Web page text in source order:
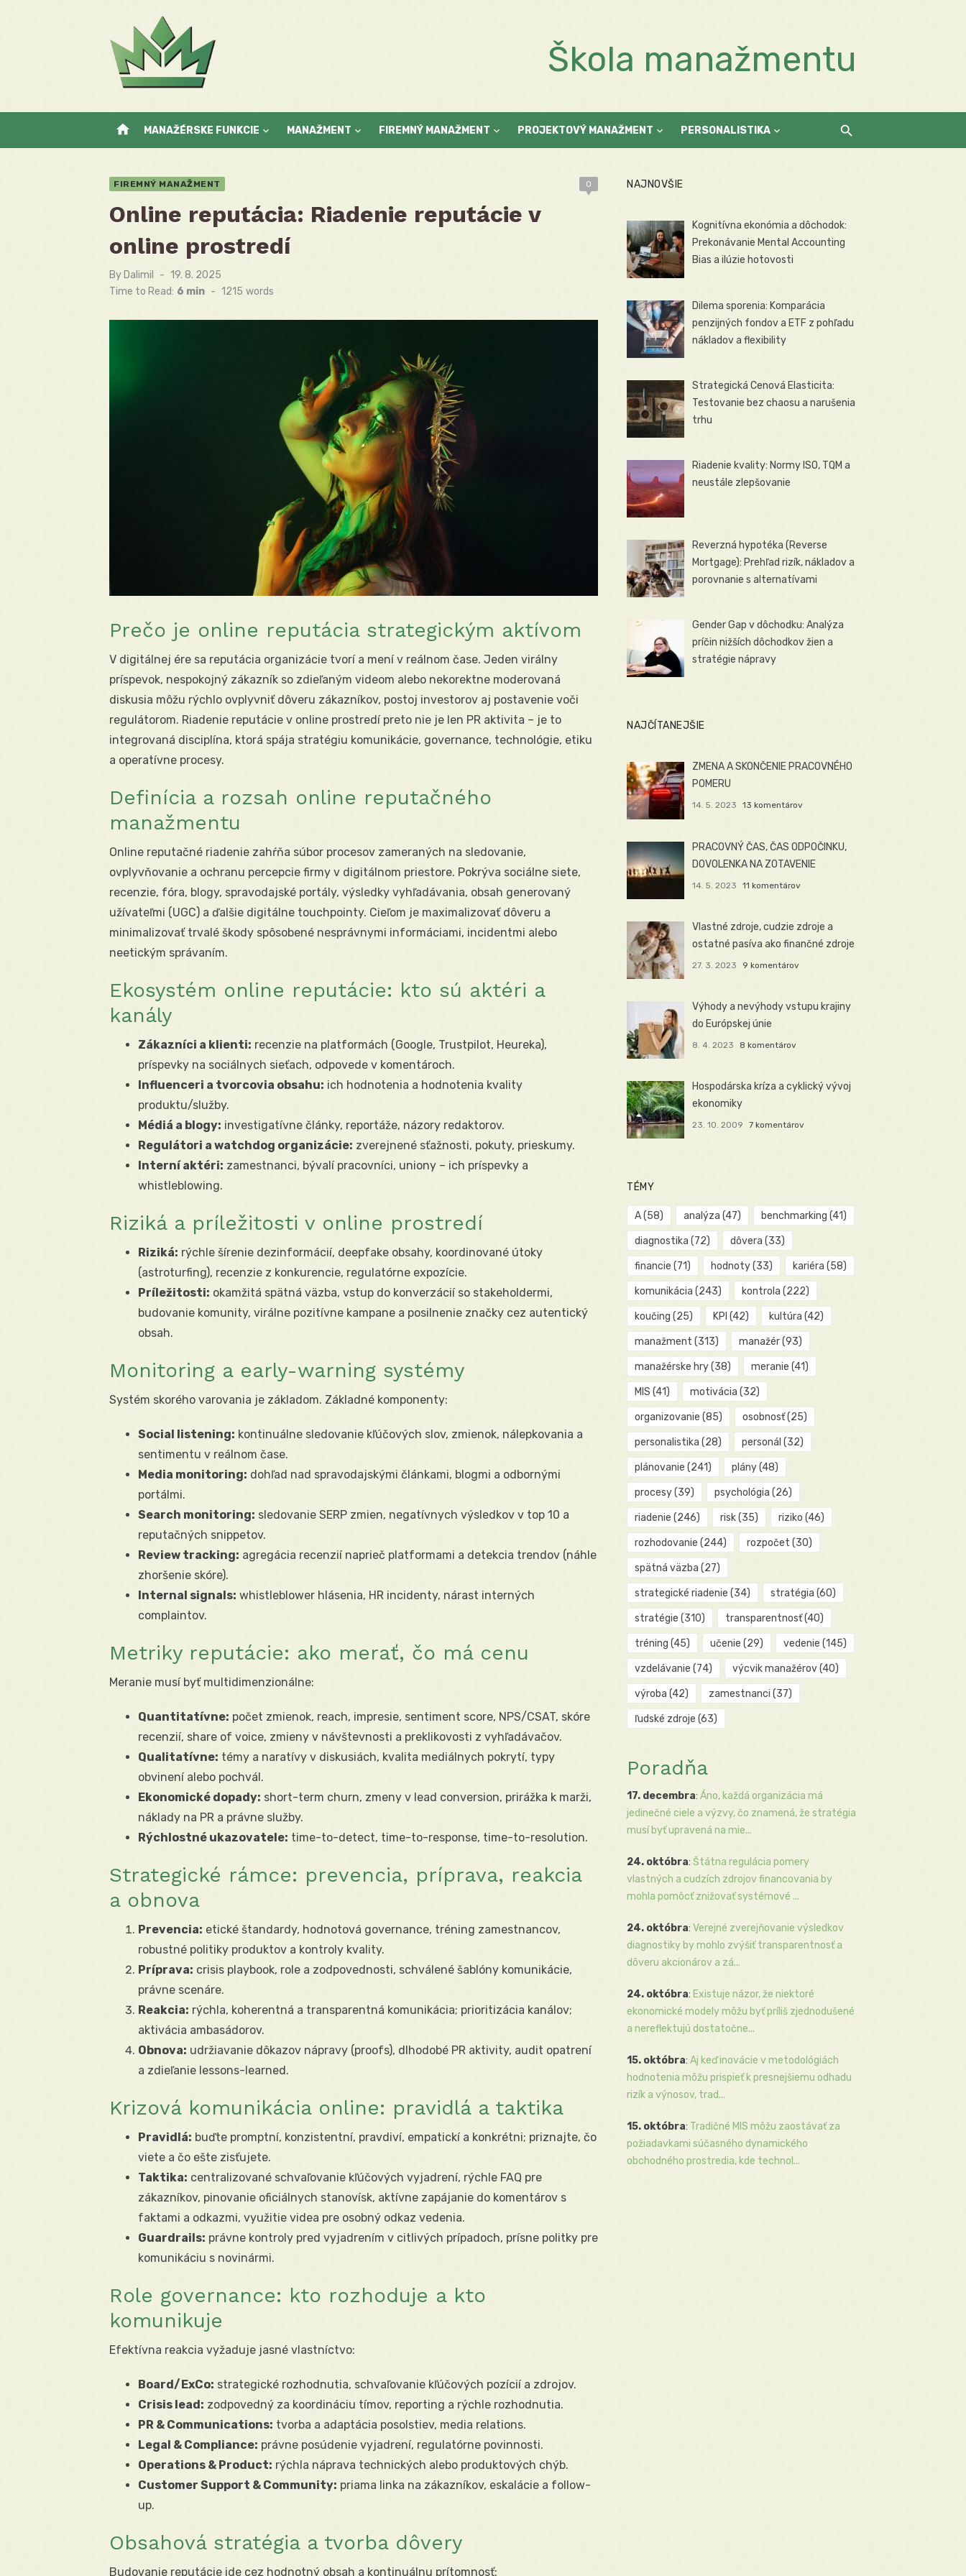
Škola manažmentu
home MANAŽÉRSKE FUNKCIE MANAŽMENT FIREMNÝ MANAŽMENT PROJEKTOVÝ MANAŽMENT PERSONALISTIKA
FIREMNÝ MANAŽMENT 0
Online reputácia: Riadenie reputácie v
online prostredí
By Dalimil
Posted
on
19. 8. 2025
Time to Read: 6 min - 1215 words
Prečo je online reputácia strategickým aktívom
V digitálnej ére sa reputácia organizácie tvorí a mení v reálnom čase. Jeden virálny
príspevok, nespokojný zákazník so zdieľaným videom alebo nekorektne moderovaná
diskusia môžu rýchlo ovplyvniť dôveru zákazníkov, postoj investorov aj postavenie voči
regulátorom. Riadenie reputácie v online prostredí preto nie je len PR aktivita – je to
integrovaná disciplína, ktorá spája stratégiu komunikácie, governance, technológie, etiku
a operatívne procesy.
Definícia a rozsah online reputačného
manažmentu
Online reputačné riadenie zahŕňa súbor procesov zameraných na sledovanie,
ovplyvňovanie a ochranu percepcie firmy v digitálnom priestore. Pokrýva sociálne siete,
recenzie, fóra, blogy, spravodajské portály, výsledky vyhľadávania, obsah generovaný
užívateľmi (UGC) a ďalšie digitálne touchpointy. Cieľom je maximalizovať dôveru a
minimalizovať trvalé škody spôsobené nesprávnymi informáciami, incidentmi alebo
neetickým správaním.
Ekosystém online reputácie: kto sú aktéri a
kanály
Zákazníci a klienti: recenzie na platformách (Google, Trustpilot, Heureka),
príspevky na sociálnych sieťach, odpovede v komentároch.
Influenceri a tvorcovia obsahu: ich hodnotenia a hodnotenia kvality
produktu/služby.
Médiá a blogy: investigatívne články, reportáže, názory redaktorov.
Regulátori a watchdog organizácie: zverejnené sťažnosti, pokuty, prieskumy.
Interní aktéri: zamestnanci, bývalí pracovníci, uniony – ich príspevky a
whistleblowing.
Riziká a príležitosti v online prostredí
Riziká: rýchle šírenie dezinformácií, deepfake obsahy, koordinované útoky
(astroturfing), recenzie z konkurencie, regulatórne expozície.
Príležitosti: okamžitá spätná väzba, vstup do konverzácií so stakeholdermi,
budovanie komunity, virálne pozitívne kampane a posilnenie značky cez autentický
obsah.
Monitoring a early-warning systémy
Systém skorého varovania je základom. Základné komponenty:
Social listening: kontinuálne sledovanie kľúčových slov, zmienok, nálepkovania a
sentimentu v reálnom čase.
Media monitoring: dohľad nad spravodajskými článkami, blogmi a odbornými
portálmi.
Search monitoring: sledovanie SERP zmien, negatívnych výsledkov v top 10 a
reputačných snippetov.
Review tracking: agregácia recenzií naprieč platformami a detekcia trendov (náhle
zhoršenie skóre).
Internal signals: whistleblower hlásenia, HR incidenty, nárast interných
complaintov.
Metriky reputácie: ako merať, čo má cenu
Meranie musí byť multidimenzionálne:
Quantitatívne: počet zmienok, reach, impresie, sentiment score, NPS/CSAT, skóre
recenzií, share of voice, zmieny v návštevnosti a preklikovosti z vyhľadávačov.
Qualitatívne: témy a naratívy v diskusiách, kvalita mediálnych pokrytí, typy
obvinení alebo pochvál.
Ekonomické dopady: short-term churn, zmeny v lead conversion, prirážka k marži,
náklady na PR a právne služby.
Rýchlostné ukazovatele: time-to-detect, time-to-response, time-to-resolution.
Strategické rámce: prevencia, príprava, reakcia
a obnova
Prevencia: etické štandardy, hodnotová governance, tréning zamestnancov,
robustné politiky produktov a kontroly kvality.
Príprava: crisis playbook, role a zodpovednosti, schválené šablóny komunikácie,
právne scenáre.
Reakcia: rýchla, koherentná a transparentná komunikácia; prioritizácia kanálov;
aktivácia ambasádorov.
Obnova: udržiavanie dôkazov nápravy (proofs), dlhodobé PR aktivity, audit opatrení
a zdieľanie lessons-learned.
Krizová komunikácia online: pravidlá a taktika
Pravidlá: buďte promptní, konzistentní, pravdiví, empatickí a konkrétni; priznajte, čo
viete a čo ešte zisťujete.
Taktika: centralizované schvaľovanie kľúčových vyjadrení, rýchle FAQ pre
zákazníkov, pinovanie oficiálnych stanovísk, aktívne zapájanie do komentárov s
faktami a odkazmi, využitie videa pre osobný odkaz vedenia.
Guardrails: právne kontroly pred vyjadrením v citlivých prípadoch, prísne politky pre
komunikáciu s novinármi.
Role governance: kto rozhoduje a kto
komunikuje
Efektívna reakcia vyžaduje jasné vlastníctvo:
Board/ExCo: strategické rozhodnutia, schvaľovanie kľúčových pozícií a zdrojov.
Crisis lead: zodpovedný za koordináciu tímov, reporting a rýchle rozhodnutia.
PR & Communications: tvorba a adaptácia posolstiev, media relations.
Legal & Compliance: právne posúdenie vyjadrení, regulatórne povinnosti.
Operations & Product: rýchla náprava technických alebo produktových chýb.
Customer Support & Community: priama linka na zákazníkov, eskalácie a follow-
up.
Obsahová stratégia a tvorba dôvery
Budovanie reputácie ide cez hodnotný obsah a kontinuálnu prítomnosť:
NAJNOVŠIE
Kognitívna ekonómia a dôchodok:
Prekonávanie Mental Accounting
Bias a ilúzie hotovosti
Dilema sporenia: Komparácia
penzijných fondov a ETF z pohľadu
nákladov a flexibility
Strategická Cenová Elasticita:
Testovanie bez chaosu a narušenia
trhu
Riadenie kvality: Normy ISO, TQM a
neustále zlepšovanie
Reverzná hypotéka (Reverse
Mortgage): Prehľad rizík, nákladov a
porovnanie s alternatívami
Gender Gap v dôchodku: Analýza
príčin nižších dôchodkov žien a
stratégie nápravy
NAJČÍTANEJŠIE
ZMENA A SKONČENIE PRACOVNÉHO
POMERU
14. 5. 2023 13 komentárov
PRACOVNÝ ČAS, ČAS ODPOČINKU,
DOVOLENKA NA ZOTAVENIE
14. 5. 2023 11 komentárov
Vlastné zdroje, cudzie zdroje a
ostatné pasíva ako finančné zdroje
27. 3. 2023 9 komentárov
Výhody a nevýhody vstupu krajiny
do Európskej únie
8. 4. 2023 8 komentárov
Hospodárska kríza a cyklický vývoj
ekonomiky
23. 10. 2009 7 komentárov
TÉMY
A(58) analýza (47) benchmarking (41)
diagnostika (72) dôvera (33)
financie (71) hodnoty(33) kariéra (58)
komunikácia (243) kontrola (222)
koučing (25) KPI (42) kultúra (42)
manažment (313) manažér(93)
manažérske hry(38) meranie (41)
MIS (41) motivácia (32)
organizovanie (85) osobnosť(25)
personalistika (28) personál (32)
plánovanie (241) plány(48)
procesy(39) psychológia (26)
riadenie (246) risk(35) riziko (46)
rozhodovanie (244) rozpočet (30)
spätná väzba (27)
strategické riadenie (34) stratégia (60)
stratégie (310) transparentnosť(40)
tréning (45) učenie (29) vedenie (145)
vzdelávanie (74) výcvik manažérov(40)
výroba (42) zamestnanci (37)
ľudské zdroje (63)
Poradňa
17. decembra: Áno, každá organizácia má
jedinečné ciele a výzvy, čo znamená, že stratégia
musí byť upravená na mie...
24. októbra: Štátna regulácia pomery
vlastných a cudzích zdrojov financovania by
mohla pomôcť znižovať systémové ...
24. októbra: Verejné zverejňovanie výsledkov
diagnostiky by mohlo zvýšiť transparentnosť a
dôveru akcionárov a zá...
24. októbra: Existuje názor, že niektoré
ekonomické modely môžu byť príliš zjednodušené
a nereflektujú dostatočne...
15. októbra: Aj keď inovácie v metodológiách
hodnotenia môžu prispieť k presnejšiemu odhadu
rizík a výnosov, trad...
15. októbra: Tradičné MIS môžu zaostávať za
požiadavkami súčasného dynamického
obchodného prostredia, kde technol...